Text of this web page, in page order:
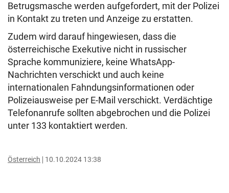
Betrugsmasche werden aufgefordert, mit der Polizei
in Kontakt zu treten und Anzeige zu erstatten.
Zudem wird darauf hingewiesen, dass die
österreichische Exekutive nicht in russischer
Sprache kommuniziere, keine WhatsApp-
Nachrichten verschickt und auch keine
internationalen Fahndungsinformationen oder
Polizeiausweise per E-Mail verschickt. Verdächtige
Telefonanrufe sollten abgebrochen und die Polizei
unter 133 kontaktiert werden.
Österreich 10.10.2024 13:38